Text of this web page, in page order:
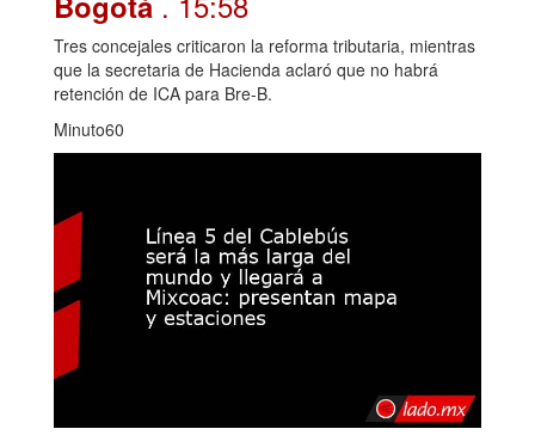
Tres concejales criticaron la reforma tributaria, mientras
que la secretaria de Hacienda aclaró que no habrá
retención de ICA para Bre-B.
Minuto60